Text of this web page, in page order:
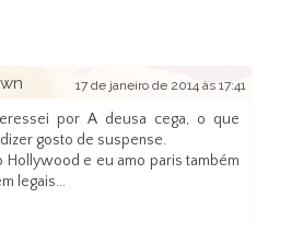
17 de janeiro de 2014 às 17:41
por A deusa cega, o que
gosto de suspense.
Hollywood e eu amo paris também
legais...